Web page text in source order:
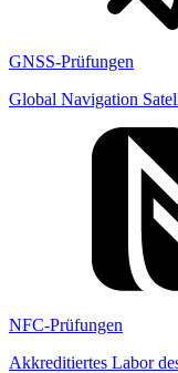
GNSS-Prüfungen
Global Navigation
NFC-Prüfungen
Akkreditiertes Labor